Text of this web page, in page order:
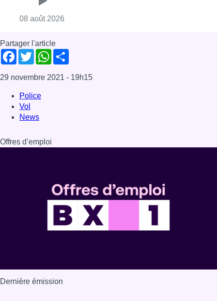
08 août 2026
Partager l'article
Facebook
TwitterWhatsApp
29 novembre 2021 - 19h15
Police
Vol
News
Offres d’emploi
Dernière émission